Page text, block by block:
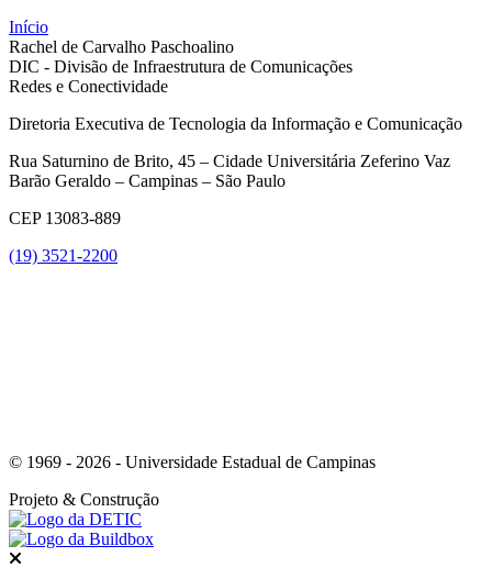
Início
Rachel de Carvalho Paschoalino
DIC - Divisão de Infraestrutura de Comunicações
Redes e Conectividade
Diretoria Executiva de Tecnologia da Informação e Comunicação
Rua Saturnino de Brito, 45 – Cidade Universitária Zeferino Vaz
Barão Geraldo – Campinas – São Paulo
CEP 13083-889
(19) 3521-2200
© 1969 - 2026 - Universidade Estadual de Campinas
Projeto & Construção